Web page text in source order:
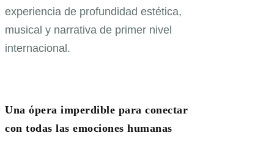
experiencia de profundidad estética,
musical y narrativa de primer nivel
internacional.
Una ópera imperdible para conectar
con todas las emociones humanas